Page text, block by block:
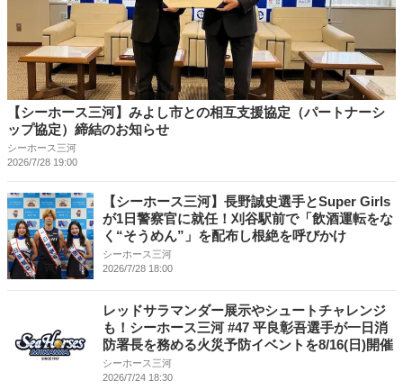
【シーホース三河】みよし市との相互支援協定（パートナーシ
ップ協定）締結のお知らせ
シーホース三河
2026/7/28 19:00
【シーホース三河】長野誠史選手とSuper Girls
が1日警察官に就任！刈谷駅前で「飲酒運転をな
く“そうめん”」を配布し根絶を呼びかけ
シーホース三河
2026/7/28 18:00
レッドサラマンダー展示やシュートチャレンジ
も！シーホース三河 #47 平良彰吾選手が一日消
防署長を務める火災予防イベントを8/16(日)開催
シーホース三河
2026/7/24 18:30